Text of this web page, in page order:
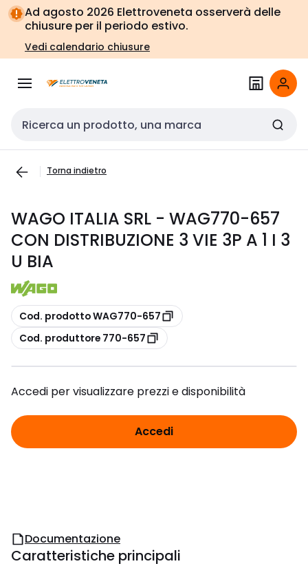
Vai alla
navigazione
Vai
alla
pagina
Ad agosto 2026 Elettroveneta osserverà delle
chiusure per il periodo estivo.
Vedi calendario chiusure
Cerca input
Torna indietro
WAGO ITALIA SRL - WAG770-657
CON DISTRIBUZIONE 3 VIE 3P A 1 I 3
U BIA
copia
Cod. prodotto WAG770-657
copia
Cod. produttore 770-657
Accedi per visualizzare prezzi e disponibilità
Accedi
Documentazione
Caratteristiche principali